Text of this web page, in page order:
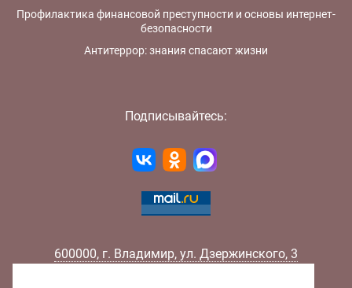
Профилактика финансовой преступности и основы интернет-
безопасности
Антитеррор: знания спасают жизни
Подписывайтесь:
600000, г. Владимир, ул. Дзержинского, 3